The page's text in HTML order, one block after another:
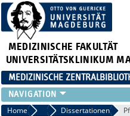
MEDIZINISCHE FAKULTÄT
UNIVERSITÄTSKLINIKUM
MEDIZINISCHE
LITERATURSUCHE
Home PublizierenDissertationen